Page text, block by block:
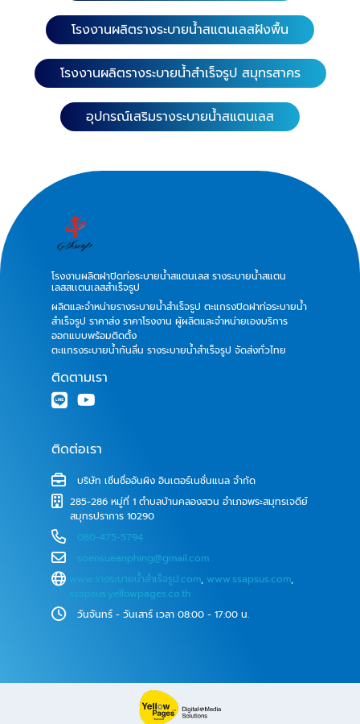
โรงงานผลิตรางระบายน้ำสแตนเลสฝังพื้น
โรงงานผลิตรางระบายน้ำสำเร็จรูป สมุทรสาคร
อุปกรณ์เสริมรางระบายน้ำสแตนเลส
โรงงานผลิตฝาปิดท่อระบายน้ำสแตนเลส รางระบายน้ำสแตน
เลสสเเตนเลสสำเร็จรูป
ผลิตและจำหน่ายรางระบายน้ำสำเร็จรูป ตะแกรงปิดฝาท่อระบายน้ำ
สำเร็จรูป ราคาส่ง ราคาโรงงาน ผู้ผลิตและจำหน่ายเองบริการ
ออกแบบพร้อมติดตั้ง
ตะแกรงระบายน้ำกันลื่น รางระบายน้ำสำเร็จรูป จัดส่งทั่วไทย
ติดตามเรา
ติดต่อเรา
บริษัท เซิ่นซื่ออันผิง อินเตอร์เนชั่นแนล จำกัด
285-286 หมู่ที่ 1 ตำบลบ้านคลองสวน อำเภอพระสมุทรเจดีย์
สมุทรปราการ 10290
080-475-5794
soensueanphing@gmail.com
www.รางระบายน้ําสําเร็จรูป.com, www.ssapsus.com,
ssapsus.yellowpages.co.th
วันจันทร์ - วันเสาร์ เวลา 08:00 - 17:00 น.